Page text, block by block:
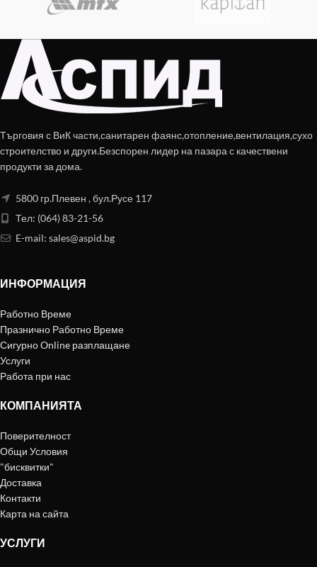
Търговия с ВиК части,санитарен фаянс,отопление,вентилация,сухо
строителство и други.Безспорен лидер на пазара с качествени
продукти за дома.
5800 гр.Плевен , бул.Русе 117
Тел: (064) 83-21-56
E-mail: sales@aspid.bg
ИНФОРМАЦИЯ
Работно Време
Празнично Работно Време
Сигурно Online разплащане
Услуги
Работа при нас
КОМПАНИЯТА
Поверителност
Общи Условия
"бисквитки"
Доставка
Контакти
Карта на сайта
УСЛУГИ